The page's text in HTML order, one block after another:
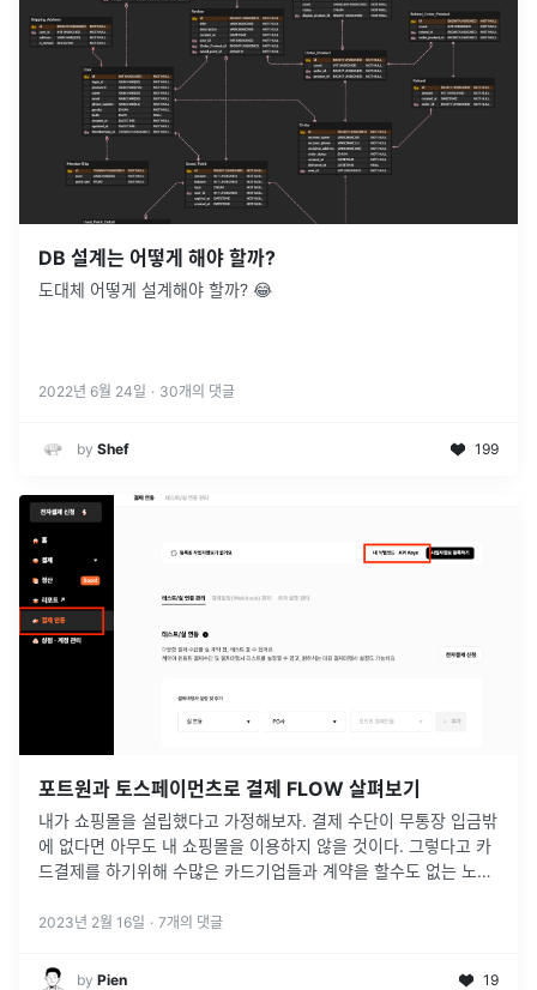
DB 설계는 어떻게 해야 할까?
도대체 어떻게 설계해야 할까? 😂
2022년 6월 24일 · 30개의 댓글
by Shef 199
포트원과 토스페이먼츠로 결제 FLOW 살펴보기
내가 쇼핑몰을 설립했다고 가정해보자. 결제 수단이 무통장 입금밖
에 없다면 아무도 내 쇼핑몰을 이용하지 않을 것이다. 그렇다고 카
드결제를 하기위해 수많은 카드기업들과 계약을 할수도 없는 노릇
이다
2023년 2월 16일 · 7개의 댓글
by Pien 19